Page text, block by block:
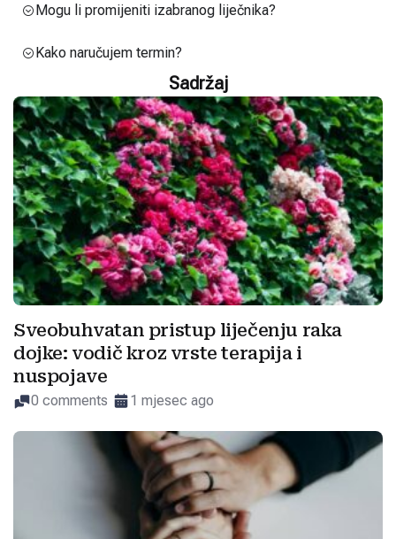
Mogu li promijeniti izabranog liječnika?
Kako naručujem termin?
Sadržaj
Sveobuhvatan pristup liječenju raka
dojke: vodič kroz vrste terapija i
nuspojave
0 comments 1 mjesec ago